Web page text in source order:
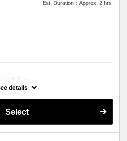
Est. Duration：Approx. 2 hrs
ンカラー
値段前後する場合がございます。
details
Select